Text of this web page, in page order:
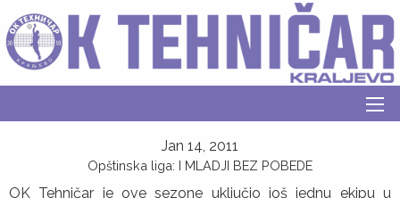
Jan 14, 2011
Opštinska liga: I MLADJI BEZ POBEDE
OK Tehničar je ove sezone uključio još jednu ekipu u